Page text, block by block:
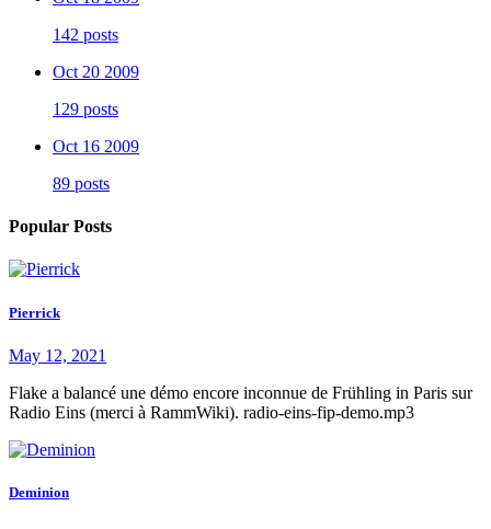
142 posts
Oct 20 2009
129 posts
Oct 16 2009
89 posts
Popular Posts
Pierrick
May 12, 2021
Flake a balancé une démo encore inconnue de Frühling in Paris sur
Radio Eins (merci à RammWiki). radio-eins-fip-demo.mp3
Deminion